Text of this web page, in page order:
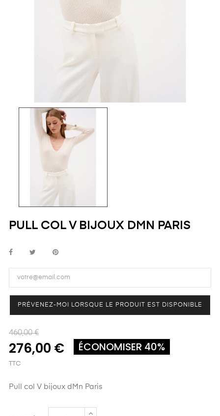
PULL COL V BIJOUX DMN PARIS
PRÉVENEZ-MOI LORSQUE LE PRODUIT EST DISPONIBLE
460,00 €
276,00 € ÉCONOMISER 40%
TTC
Pull col V bijoux dMn Paris